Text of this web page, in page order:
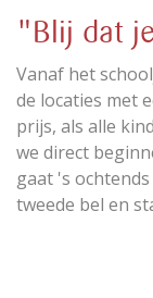
"Blij dat
Vanaf het
de locaties met
prijs, als alle
we direct
gaat 's
tweede bel en